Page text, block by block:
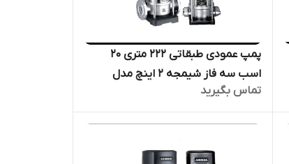
پمپ عمودی طبقاتی ۲۲۲ متری ۲۰
اسب سه فاز شیمجه ۲ اینچ مدل
BL16-16 | الکترو پمپ پروانه استیل
فشار قوی دیگ بخار
تماس بگیرید